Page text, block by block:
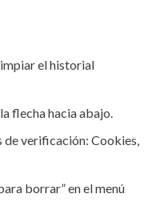
el historial
flecha hacia abajo.
de verificación: Cookies,
borrar” en el menú